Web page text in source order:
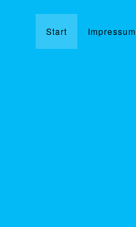
Start Impressum